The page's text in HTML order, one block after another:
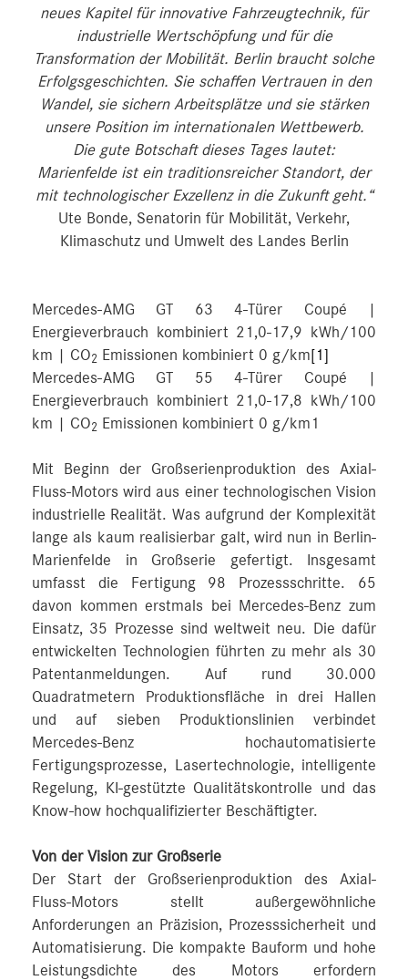
neues Kapitel für innovative Fahrzeugtechnik, für
industrielle Wertschöpfung und für die
Transformation der Mobilität. Berlin braucht solche
Erfolgsgeschichten. Sie schaffen Vertrauen in den
Wandel, sie sichern Arbeitsplätze und sie stärken
unsere Position im internationalen Wettbewerb.
Die gute Botschaft dieses Tages lautet:
Marienfelde ist ein traditionsreicher Standort, der
mit technologischer Exzellenz in die Zukunft geht.“
Ute Bonde, Senatorin für Mobilität, Verkehr,
Klimaschutz und Umwelt des Landes Berlin
Mercedes-AMG GT 63 4-Türer Coupé |
Energieverbrauch kombiniert 21,0-17,9 kWh/100
km | CO2 Emissionen kombiniert 0 g/km[1]
Mercedes-AMG GT 55 4-Türer Coupé |
Energieverbrauch kombiniert 21,0-17,8 kWh/100
km | CO2 Emissionen kombiniert 0 g/km1
Mit Beginn der Großserienproduktion des Axial-
Fluss-Motors wird aus einer technologischen Vision
industrielle Realität. Was aufgrund der Komplexität
lange als kaum realisierbar galt, wird nun in Berlin-
Marienfelde in Großserie gefertigt. Insgesamt
umfasst die Fertigung 98 Prozessschritte. 65
davon kommen erstmals bei Mercedes-Benz zum
Einsatz, 35 Prozesse sind weltweit neu. Die dafür
entwickelten Technologien führten zu mehr als 30
Patentanmeldungen. Auf rund 30.000
Quadratmetern Produktionsfläche in drei Hallen
und auf sieben Produktionslinien verbindet
Mercedes-Benz hochautomatisierte
Fertigungsprozesse, Lasertechnologie, intelligente
Regelung, KI-gestützte Qualitätskontrolle und das
Know-how hochqualifizierter Beschäftigter.
Von der Vision zur Großserie
Der Start der Großserienproduktion des Axial-
Fluss-Motors stellt außergewöhnliche
Anforderungen an Präzision, Prozesssicherheit und
Automatisierung. Die kompakte Bauform und hohe
Leistungsdichte des Motors erfordern